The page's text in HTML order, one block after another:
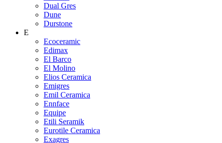
Dual Gres
Dune
Durstone
E
Ecoceramic
Edimax
El Barco
El Molino
Elios Ceramica
Emigres
Emil Ceramica
Ennface
Equipe
Etili Seramik
Eurotile Ceramica
Exagres